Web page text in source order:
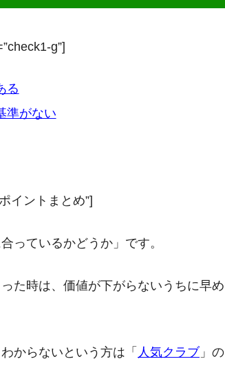
g”]
る
準がない
イントまとめ”]
っているかどうか」です。
た時は、価値が下がらないうちに早め
からないという方は「 人気クラブ 」の